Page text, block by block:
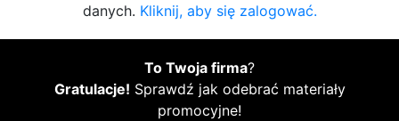
danych. Kliknij, aby się zalogować.
To Twoja firma?
Gratulacje! Sprawdź jak odebrać materiały
promocyjne!